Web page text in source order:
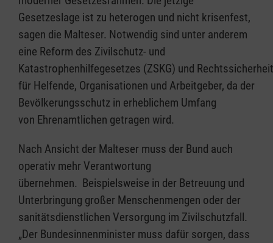
Gesetzeslage ist zu heterogen und nicht krisenfest,
sagen die Malteser. Notwendig sind unter anderem
eine Reform des Zivilschutz- und
Katastrophenhilfegesetzes (ZSKG) und Rechtssicherheit
für Helfende, Organisationen und Arbeitgeber, da der
Bevölkerungsschutz in erheblichem Umfang
von Ehrenamtlichen getragen wird.
Nach Ansicht der Malteser muss der Bund auch
operativ mehr Verantwortung
übernehmen. Beispielsweise in der Betreuung und
Unterbringung großer Menschenmengen oder der
sanitätsdienstlichen Versorgung im Zivilschutzfall.
„Der Bundesinnenminister muss dafür sorgen, dass